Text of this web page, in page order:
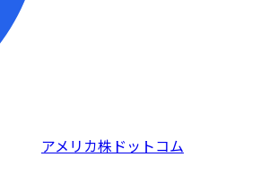
アメリカ株ドットコム